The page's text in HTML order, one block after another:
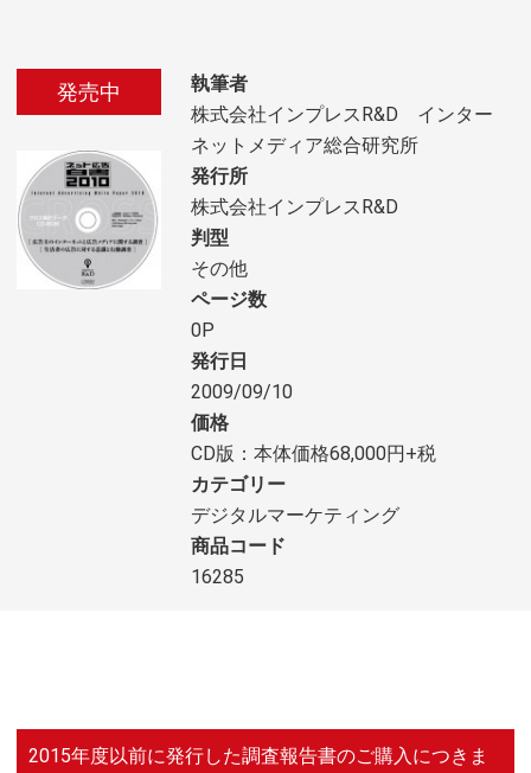
発売中
執筆者
株式会社インプレスR&D インター
ネットメディア総合研究所
発行所
株式会社インプレスR&D
判型
その他
ページ数
0P
発行日
2009/09/10
価格
CD版：本体価格68,000円+税
カテゴリー
デジタルマーケティング
商品コード
16285
2015年度以前に発行した調査報告書のご購入につきま